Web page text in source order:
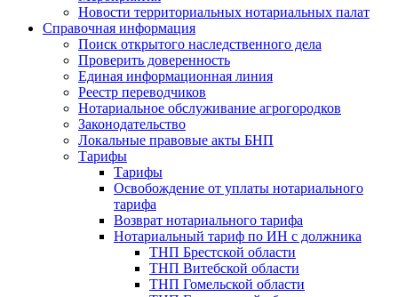
Новости территориальных нотариальных палат
Справочная информация
Поиск открытого наследственного дела
Проверить доверенность
Единая информационная линия
Реестр переводчиков
Нотариальное обслуживание агрогородков
Законодательство
Локальные правовые акты БНП
Тарифы
Тарифы
Освобождение от уплаты нотариального
тарифа
Возврат нотариального тарифа
Нотариальный тариф по ИН с должника
ТНП Брестской области
ТНП Витебской области
ТНП Гомельской области